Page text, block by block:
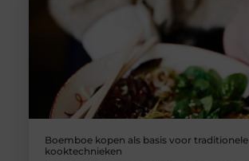
Boemboe kopen als basis voor traditionele
kooktechnieken